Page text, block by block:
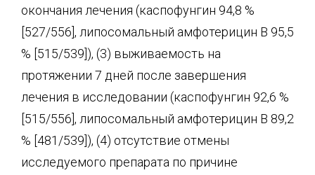
окончания лечения (каспофунгин 94,8 %
[527/556], липосомальный амфотерицин В 95,5
% [515/539]), (3) выживаемость на
протяжении 7 дней после завершения
лечения в исследовании (каспофунгин 92,6 %
[515/556], липосомальный амфотерицин В 89,2
% [481/539]), (4) отсутствие отмены
исследуемого препарата по причине